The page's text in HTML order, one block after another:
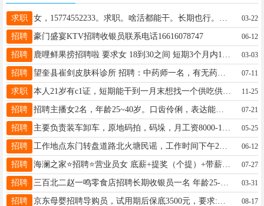
求职 03-22
招聘 豪门盛宴KTV招聘收银员联系电话16616078747 06-12
招聘 03-03
招聘 望奎县崔剑皮肤科诊所 招聘：中药师一名，有无药师证都可以，有经验者优先，价格面议。 招聘:煎药师一名，女性，会做饭者优先，有无经验均可，价格面议。电话：13845537767 ​ 07-11
求职 本人21岁有c1证，短期能干到一月末想找一个供吃供住的，啥活都行不太累就行 微信电话同步：15942052513 11-25
招聘 招聘主播女2名，年龄25~40岁。口齿伶俐，表达能力强，形象好。白班每天上午2.5小时，下午2.5小时。月薪结算。直播时长+绩效=工资丰厚。 有意者联系18645531823 07-21
招聘 05-25
招聘 06-12
招聘 海澜之家⭐招聘⭐营业员女 底薪+提奖（个提）+带薪休假 4天 每天工作7.5个小时 法定假日三薪 ，30周岁以内，已婚已育优先，有无经验均可，电话:19289730851 07-27
招聘 三百北二赵一鸣零食店招聘长期收银员一名 年龄25-40之间，能吃苦耐劳，服从管理，月薪2800+200 两班倒早8晚6，下午13点到晚上11点短期勿扰18820926884 03-31
招聘 08-17